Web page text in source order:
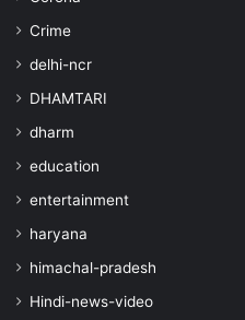
Crime
delhi-ncr
DHAMTARI
dharm
education
entertainment
haryana
himachal-pradesh
Hindi-news-video